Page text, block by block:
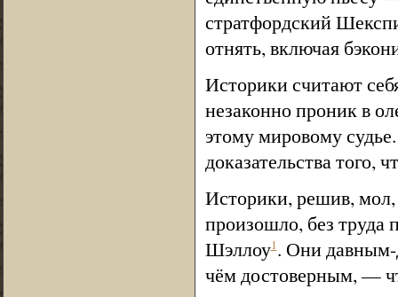
стратфордский
отнять, включая
Историки считают
незаконно проник в
этому мировому
доказательства того,
Историки, решив, мол,
произошло, без труда
Шэллоу1. Они давным-
чём достоверным, —